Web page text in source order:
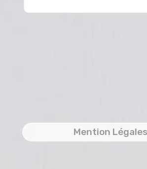
Mention Légales